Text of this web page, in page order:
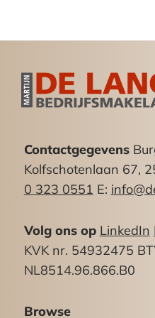
Houtwijk.
De voor ‘Bedrijf – 1’
bestemd voor
bedrijven in de
van bedrijfsactiviteiten
zoals opgenomen in
Bereikbaarheid:
Uitstekende bereikbaar
in het centrum van den
Contactgegevens
Kolfschotenlaan 67,
0 323 0551 E:
Volg ons op LinkedIn
KVK nr. 54932475
NL8514.96.866.B0
Browse